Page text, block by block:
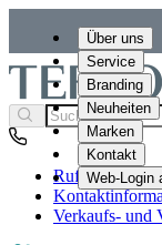
Über uns
Service
Branding
Neuheiten
Marken
Kontakt
Web-Login
Rufen Sie uns
Verkaufs- und